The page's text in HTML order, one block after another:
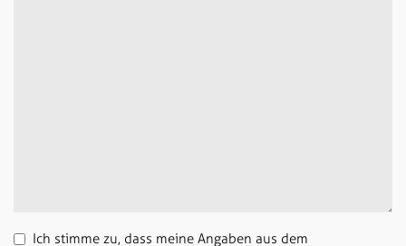
Ich stimme zu, dass meine Angaben aus dem